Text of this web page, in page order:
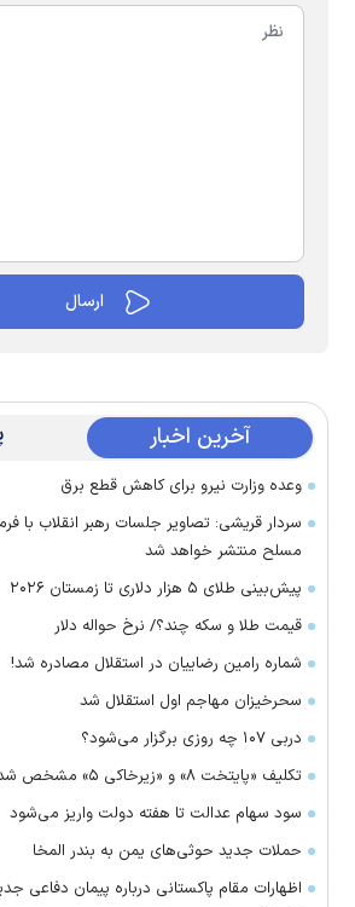
آخرین اخبار
وعده وزارت نیرو برای کاهش قطع برق
سردار قریشی: تصاویر جلسات رهبر انقلاب با
مسلح منتشر خواهد شد
پیش‌بینی طلای ۵ هزار دلاری تا زمستان ۲۰۲۶
قیمت طلا و سکه چند؟/ نرخ حواله دلار
شماره رامین رضاییان در استقلال مصادره شد!
سحرخیزان مهاجم اول استقلال شد
دربی ۱۰۷ چه روزی برگزار می‌شود؟
تکلیف «پایتخت ۸» و «زیرخاکی ۵» مشخص شد
سود سهام عدالت تا هفته دولت واریز می‌شود
حملات جدید حوثی‌های یمن به بندر المخا
اظهارات مقام پاکستانی درباره پیمان دفاعی